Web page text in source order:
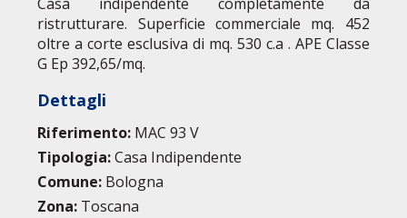
ristrutturare. Superficie commerciale mq. 452
oltre a corte esclusiva di mq. 530 c.a . APE Classe
G Ep 392,65/mq.
Dettagli
Riferimento: MAC 93 V
Tipologia:Casa Indipendente
Comune: Bologna
Zona: Toscana